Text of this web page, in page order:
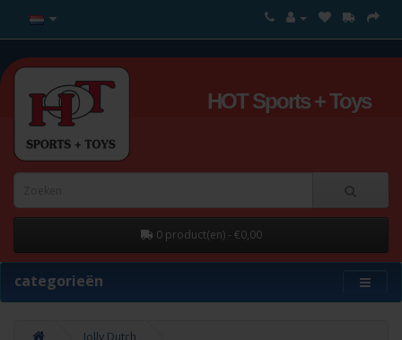
HOT Sports + Toys
0 product(en) - €0,00
categorieën
Jolly Dutch